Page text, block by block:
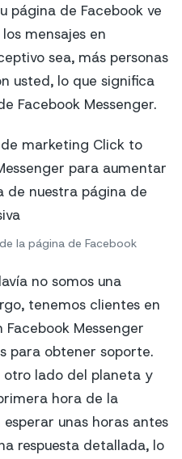
página de Facebook ve
mensajes en
sea, más personas
usted, lo que significa
Facebook Messenger.
la página de Facebook
no somos una
tenemos clientes en
Messenger
para obtener soporte.
otro lado del planeta y
hora de la
unas horas antes
respuesta detallada, lo